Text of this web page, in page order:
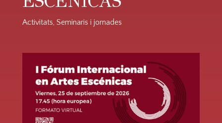
Activitats, Seminaris i jornades